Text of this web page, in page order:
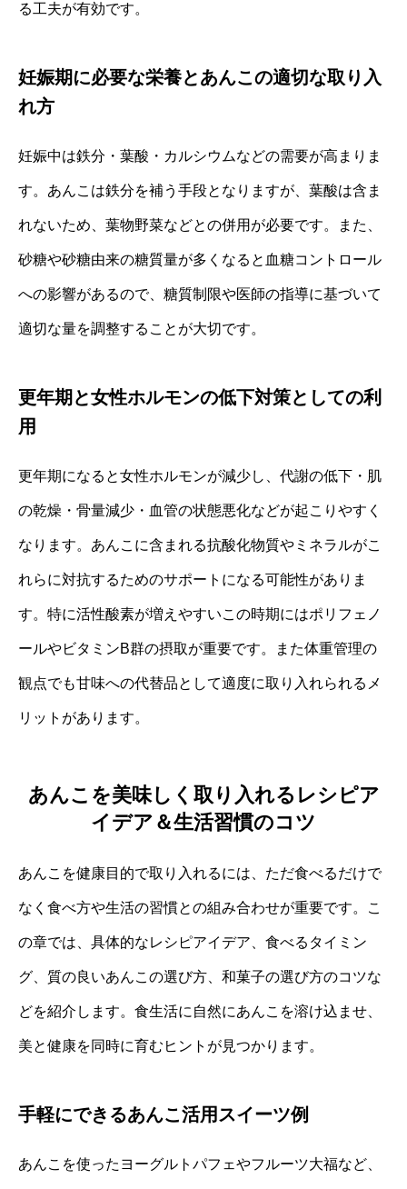
る工夫が有効です。
妊娠期に必要な栄養とあんこの適切な取り入
れ方
妊娠中は鉄分・葉酸・カルシウムなどの需要が高まりま
す。あんこは鉄分を補う手段となりますが、葉酸は含ま
れないため、葉物野菜などとの併用が必要です。また、
砂糖や砂糖由来の糖質量が多くなると血糖コントロール
への影響があるので、糖質制限や医師の指導に基づいて
適切な量を調整することが大切です。
更年期と女性ホルモンの低下対策としての利
用
更年期になると女性ホルモンが減少し、代謝の低下・肌
の乾燥・骨量減少・血管の状態悪化などが起こりやすく
なります。あんこに含まれる抗酸化物質やミネラルがこ
れらに対抗するためのサポートになる可能性がありま
す。特に活性酸素が増えやすいこの時期にはポリフェノ
ールやビタミンB群の摂取が重要です。また体重管理の
観点でも甘味への代替品として適度に取り入れられるメ
リットがあります。
あんこを美味しく取り入れるレシピア
イデア＆生活習慣のコツ
あんこを健康目的で取り入れるには、ただ食べるだけで
なく食べ方や生活の習慣との組み合わせが重要です。こ
の章では、具体的なレシピアイデア、食べるタイミン
グ、質の良いあんこの選び方、和菓子の選び方のコツな
どを紹介します。食生活に自然にあんこを溶け込ませ、
美と健康を同時に育むヒントが見つかります。
手軽にできるあんこ活用スイーツ例
あんこを使ったヨーグルトパフェやフルーツ大福など、